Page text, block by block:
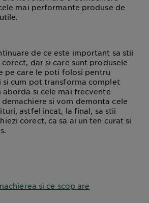
mai performante produse de
de ce este important sa stii
dar si care sunt produsele
pe care le poti folosi pentru
si cum pot transforma complet
aborda si cele mai frecvente
si vom demonta cele
astfel incat, la final, sa stii
corect, ca sa ai un ten curat si
si ce scop are